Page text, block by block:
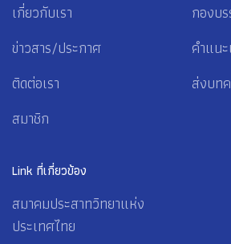
เกี่ยวกับเรา
ข่าวสาร/ประกาศ
ติดต่อเรา
สมาชิก
กองบ
คำแน
ส่งบท
Link ที่เกี่ยวข้อง
สมาคมประสาทวิทยาแห่ง
ประเทศไทย